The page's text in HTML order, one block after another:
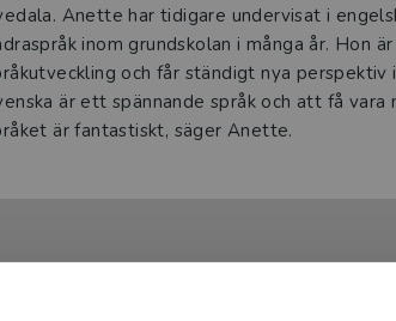
Anette har tidigare undervisat i
inom grundskolan i många år. Hon
och får ständigt nya perspektiv
är ett spännande språk och att få
är fantastiskt, säger Anette.